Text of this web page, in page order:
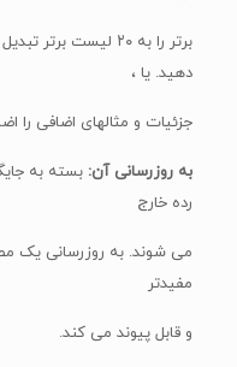
برتر را به ۲۰ لیست
دهید. یا ،
جزئیات و مثالهای اضافی را
به روزرسانی آن: بسته به
رده خارج
می شوند. به روزرسانی یک
مفیدتر
و قابل پیوند می کند.